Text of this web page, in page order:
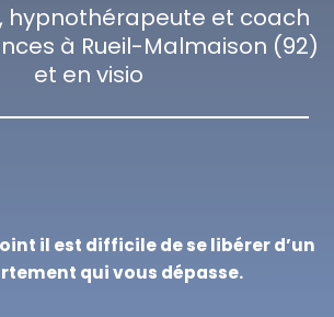
hypnothérapeute et coach
à Rueil-Malmaison (92)
et en visio
il est difficile de se libérer d’un
qui vous dépasse.